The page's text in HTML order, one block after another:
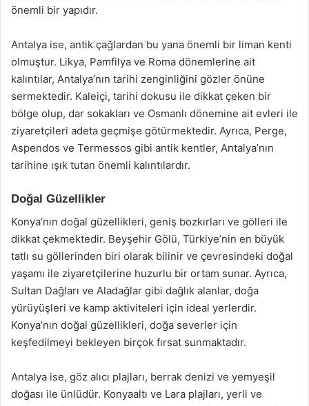
önemli bir yapıdır.
Antalya ise, antik çağlardan bu yana önemli bir liman kenti
olmuştur. Likya, Pamfilya ve Roma dönemlerine ait
kalıntılar, Antalya’nın tarihi zenginliğini gözler önüne
sermektedir. Kaleiçi, tarihi dokusu ile dikkat çeken bir
bölge olup, dar sokakları ve Osmanlı dönemine ait evleri ile
ziyaretçileri adeta geçmişe götürmektedir. Ayrıca, Perge,
Aspendos ve Termessos gibi antik kentler, Antalya’nın
tarihine ışık tutan önemli kalıntılardır.
Doğal Güzellikler
Konya’nın doğal güzellikleri, geniş bozkırları ve gölleri ile
dikkat çekmektedir. Beyşehir Gölü, Türkiye’nin en büyük
tatlı su göllerinden biri olarak bilinir ve çevresindeki doğal
yaşamı ile ziyaretçilerine huzurlu bir ortam sunar. Ayrıca,
Sultan Dağları ve Aladağlar gibi dağlık alanlar, doğa
yürüyüşleri ve kamp aktiviteleri için ideal yerlerdir.
Konya’nın doğal güzellikleri, doğa severler için
keşfedilmeyi bekleyen birçok fırsat sunmaktadır.
Antalya ise, göz alıcı plajları, berrak denizi ve yemyeşil
doğası ile ünlüdür. Konyaaltı ve Lara plajları, yerli ve